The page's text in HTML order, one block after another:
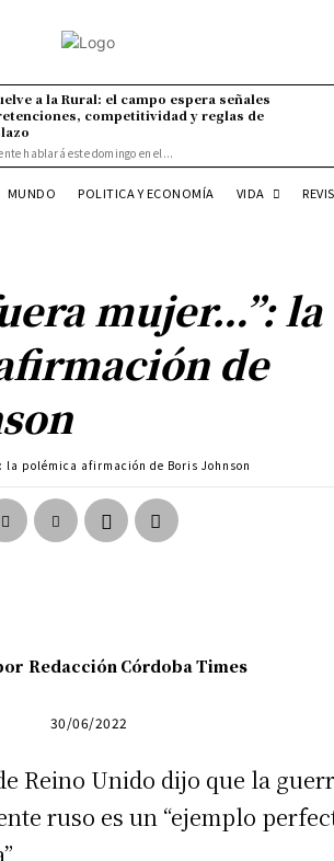
a la Rural: el campo espera señales
competitividad y reglas de
hablará este domingo en el...
MUNDO POLITICA Y ECONOMÍA VIDA
mujer…”: la
de
polémica afirmación de Boris Johnson
Redacción Córdoba Times
30/06/2022
Reino Unido dijo que la
ruso es un “ejemplo